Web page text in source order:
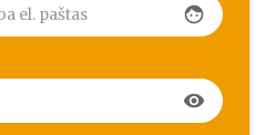
face
visibility